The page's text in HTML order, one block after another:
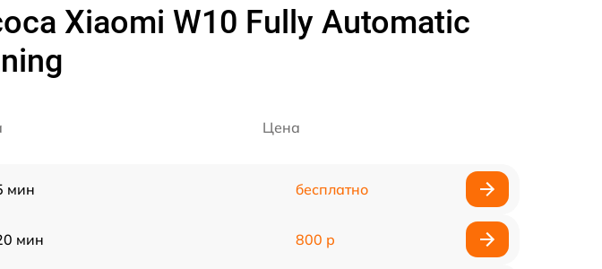
Xiaomi W10 Fully Automatic
Цена
мин бесплатно
мин 800 р